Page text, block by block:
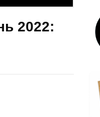
2022: